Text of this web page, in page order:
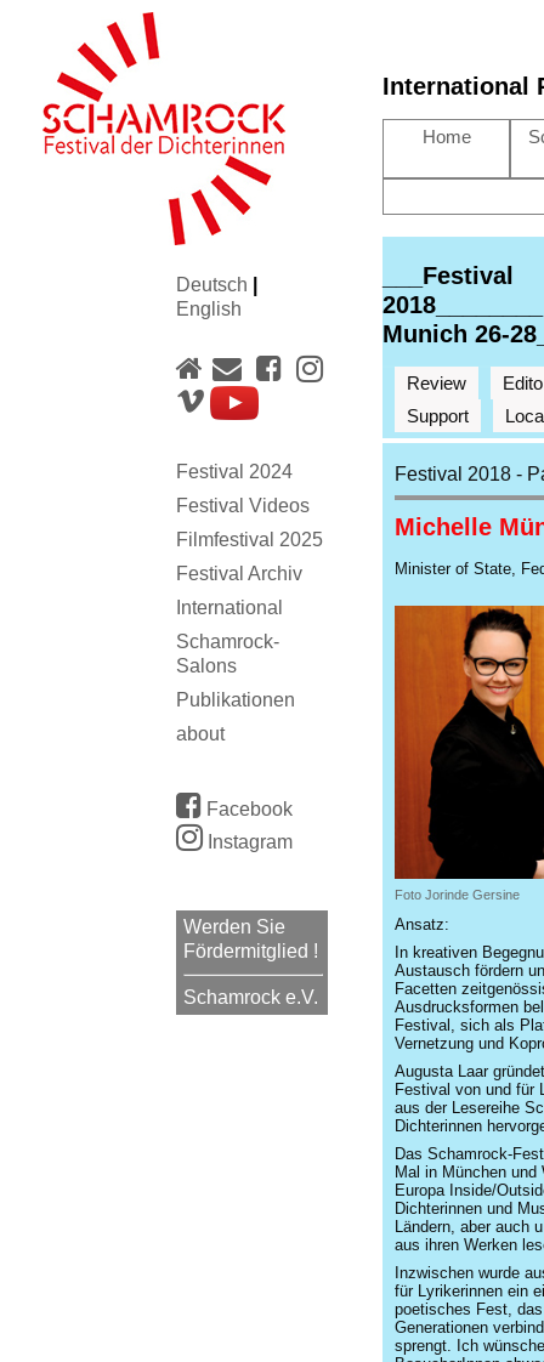
Deutsch
English
Festival 2024
Festival Videos
Filmfestival 2025
Festival Archiv
International
Schamrock-
Salons
Publikationen
about
Facebook
Instagram
Werden Sie
Fördermitglied !
Schamrock e.V.
Home
___Festival
Munich 26-
Review
Support
Festival 2018 -
Michelle
Minister of State,
Foto Jorinde Gersine
Ansatz:
In kreativen
Austausch fördern
Facetten
Ausdrucksformen
Festival, sich als
Vernetzung und
Augusta Laar
Festival von und für
aus der Lesereihe
Dichterinnen
Das Schamrock-
Mal in München
Europa Inside/
Dichterinnen und
Ländern, aber auch
aus ihren Werken
Inzwischen wurde
für Lyrikerinnen ein
poetisches Fest,
Generationen
sprengt. Ich